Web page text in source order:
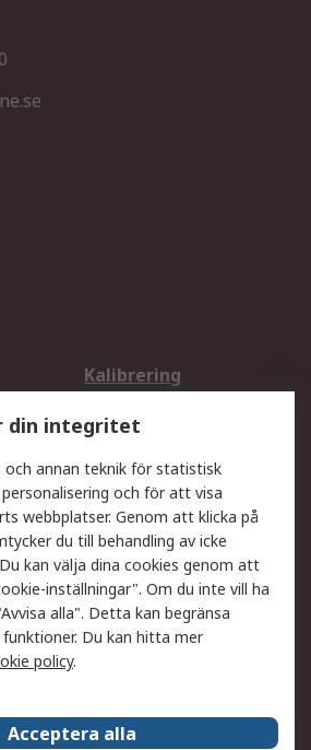
Kalibrering
Teknisk Support
Exportlösningar
Retur av varor
Spåra din order
Fördelar med RS-konto
din integritet
och annan teknik för statistisk
och för att visa
webbplatser. Genom att klicka på
du till behandling av icke
kan välja dina cookies genom att
inställningar". Om du inte vill ha
alla". Detta kan begränsa
Du kan hitta mer
policy.
Acceptera alla